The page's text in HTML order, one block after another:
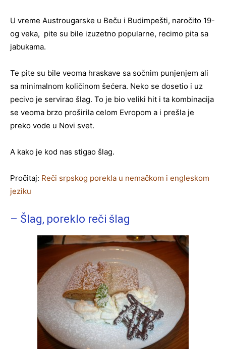
U vreme Austrougarske u Beču i Budimpešti, naročito 19-
og veka, pite su bile izuzetno popularne, recimo pita sa
jabukama.
Te pite su bile veoma hraskave sa sočnim punjenjem ali
sa minimalnom količinom šećera. Neko se dosetio i uz
pecivo je servirao šlag. To je bio veliki hit i ta kombinacija
se veoma brzo proširila celom Evropom a i prešla je
preko vode u Novi svet.
A kako je kod nas stigao šlag.
Pročitaj: Reči srpskog porekla u nemačkom i engleskom
jeziku
– Šlag, poreklo reči šlag